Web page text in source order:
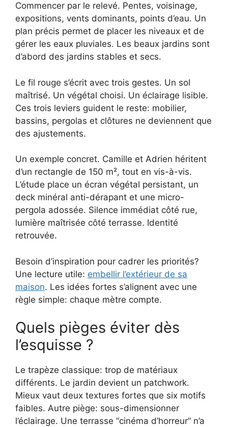
Commencer par le relevé. Pentes, voisinage,
expositions, vents dominants, points d’eau. Un
plan précis permet de placer les niveaux et de
gérer les eaux pluviales. Les beaux jardins sont
d’abord des jardins stables et secs.
Le fil rouge s’écrit avec trois gestes. Un sol
maîtrisé. Un végétal choisi. Un éclairage lisible.
Ces trois leviers guident le reste: mobilier,
bassins, pergolas et clôtures ne deviennent que
des ajustements.
Un exemple concret. Camille et Adrien héritent
d’un rectangle de 150 m², tout en vis-à-vis.
L’étude place un écran végétal persistant, un
deck minéral anti-dérapant et une micro-
pergola adossée. Silence immédiat côté rue,
lumière maîtrisée côté terrasse. Identité
retrouvée.
Besoin d’inspiration pour cadrer les priorités?
Une lecture utile: embellir l’extérieur de sa
maison. Les idées fortes s’alignent avec une
règle simple: chaque mètre compte.
Quels pièges éviter dès
l’esquisse ?
Le trapèze classique: trop de matériaux
différents. Le jardin devient un patchwork.
Mieux vaut deux textures fortes que six motifs
faibles. Autre piège: sous-dimensionner
l’éclairage. Une terrasse “cinéma d’horreur” n’a